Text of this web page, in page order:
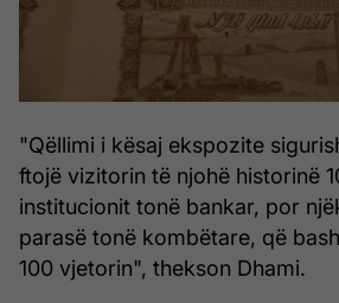
"Qëllimi i kësaj ekspozite
ftojë vizitorin të njohë historinë
institucionit tonë bankar, por
parasë tonë kombëtare, që
100 vjetorin", thekson Dhami.